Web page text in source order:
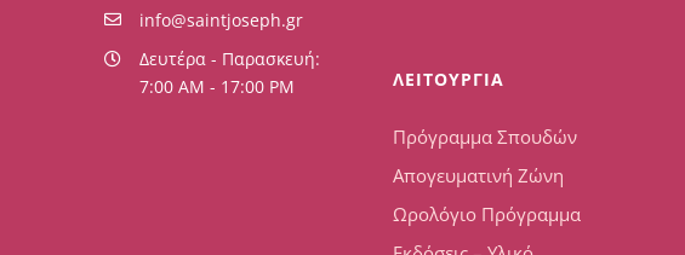
info@saintjoseph.gr
Δευτέρα - Παρασκευή:
7:00 AM - 17:00 PM
ΛΕΙΤΟΥΡΓΙΑ
Πρόγραμμα Σπουδών
Απογευματινή Ζώνη
Ωρολόγιο Πρόγραμμα